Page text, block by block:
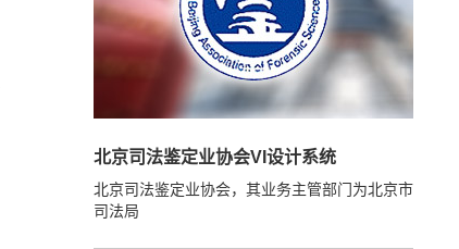
北京司法鉴定业协会VI设计系统
北京司法鉴定业协会，其业务主管部门为北京市
司法局